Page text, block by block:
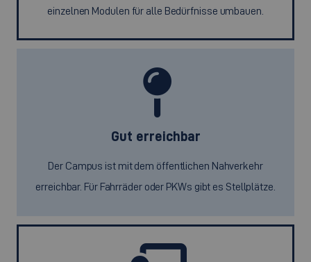
einzelnen Modulen für alle Bedürfnisse umbauen.
Gut erreichbar
Der Campus ist mit dem öffentlichen Nahverkehr
erreichbar. Für Fahrräder oder PKWs gibt es Stellplätze.